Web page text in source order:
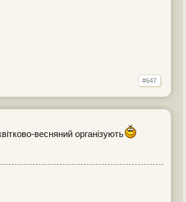
#647
весняний організують